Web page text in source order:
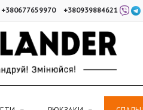
+380677659970 +380939884621